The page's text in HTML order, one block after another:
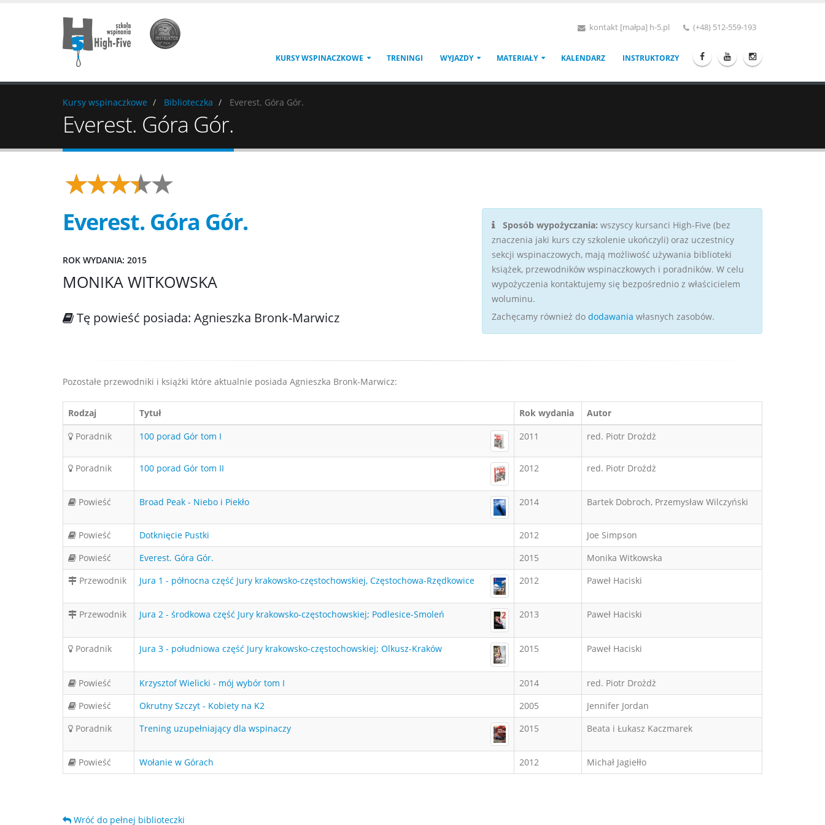
kontakt [małpa] h-5.pl (+48) 512-559-193
KURSY WSPINACZKOWE TRENINGI WYJAZDY MATERIAŁY KALENDARZ INSTRUKTORZY
Kursy wspinaczkowe Biblioteczka Everest. Góra Gór.
Everest. Góra Gór.
Everest. Góra Gór.
ROK WYDANIA: 2015
MONIKA WITKOWSKA
Tę powieść posiada: Agnieszka Bronk-Marwicz
Sposób wypożyczania: wszyscy kursanci High-Five (bez
znaczenia jaki kurs czy szkolenie ukończyli) oraz uczestnicy
sekcji wspinaczowych, mają możliwość używania biblioteki
książek, przewodników wspinaczkowych i poradników. W celu
wypożyczenia kontaktujemy się bezpośrednio z właścicielem
woluminu.
Zachęcamy również do dodawania własnych zasobów.
Pozostałe przewodniki i książki które aktualnie posiada Agnieszka Bronk-Marwicz:
Rodzaj Tytuł Rok wydania
Autor
Poradnik
100 porad Gór tom I 2011 red. Piotr Drożdż
Poradnik 100 porad Gór tom II 2012 red. Piotr Drożdż
Powieść Broad Peak - Niebo i Piekło 2014 Bartek Dobroch, Przemysław Wilczyński
Powieść Dotknięcie Pustki 2012
Joe Simpson
Powieść
Everest. Góra Gór. 2015
Monika Witkowska
Przewodnik
Jura 1 - północna część Jury krakowsko-częstochowskiej, Częstochowa-Rzędkowice 2012 Paweł Haciski
Przewodnik Jura 2 - środkowa część Jury krakowsko-częstochowskiej; Podlesice-Smoleń 2013 Paweł Haciski
Poradnik Jura 3 - południowa część Jury krakowsko-częstochowskiej; Olkusz-Kraków 2015 Paweł Haciski
Powieść Krzysztof Wielicki - mój wybór tom I 2014
red. Piotr Drożdż
Powieść
Okrutny Szczyt - Kobiety na K2 2005
Jennifer Jordan
Poradnik
Trening uzupełniający dla wspinaczy 2015 Beata i Łukasz Kaczmarek
Powieść Wołanie w Górach 2012 Michał Jagiełło
Wróć do pełnej biblioteczki